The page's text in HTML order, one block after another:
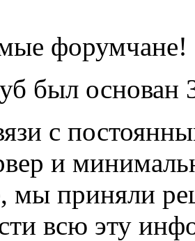
форумчане!
был основан
с
и
мы приняли
всю эту